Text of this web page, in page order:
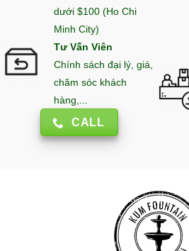
dưới $100 (Ho Chi
Minh City)
Tư Vấn Viên
Chính sách đại lý, giá,
chăm sóc khách
hàng,...
CALL